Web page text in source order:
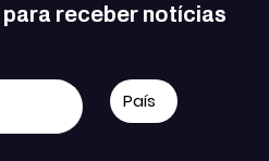
receber notícias